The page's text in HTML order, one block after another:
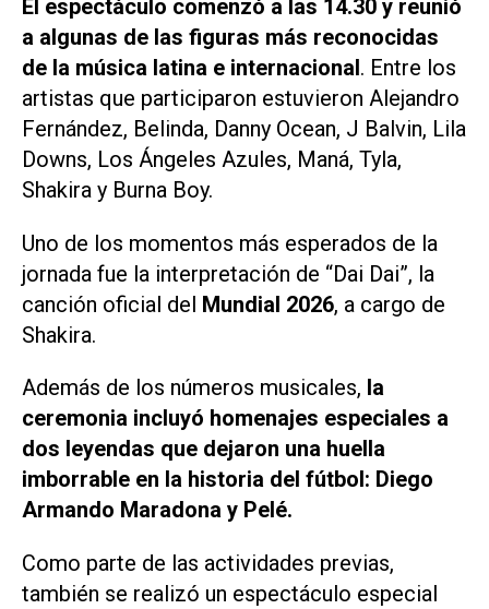
El espectáculo comenzó a las 14.30 y reunió
a algunas de las figuras más reconocidas
de la música latina e internacional. Entre los
artistas que participaron estuvieron Alejandro
Fernández, Belinda, Danny Ocean, J Balvin, Lila
Downs, Los Ángeles Azules, Maná, Tyla,
Shakira y Burna Boy.
Uno de los momentos más esperados de la
jornada fue la interpretación de “Dai Dai”, la
canción oficial del Mundial 2026, a cargo de
Shakira.
Además de los números musicales, la
ceremonia incluyó homenajes especiales a
dos leyendas que dejaron una huella
imborrable en la historia del fútbol: Diego
Armando Maradona y Pelé.
Como parte de las actividades previas,
también se realizó un espectáculo especial